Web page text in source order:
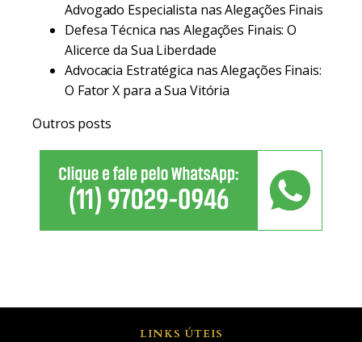
Advogado Especialista nas Alegações Finais
Defesa Técnica nas Alegações Finais: O
Alicerce da Sua Liberdade
Advocacia Estratégica nas Alegações Finais:
O Fator X para a Sua Vitória
Outros posts
LINKS ÚTEIS